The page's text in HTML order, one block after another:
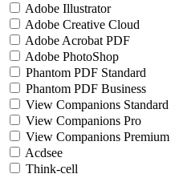
Adobe Illustrator
Adobe Creative Cloud
Adobe Acrobat PDF
Adobe PhotoShop
Phantom PDF Standard
Phantom PDF Business
View Companions Standard
View Companions Pro
View Companions Premium
Acdsee
Think-cell